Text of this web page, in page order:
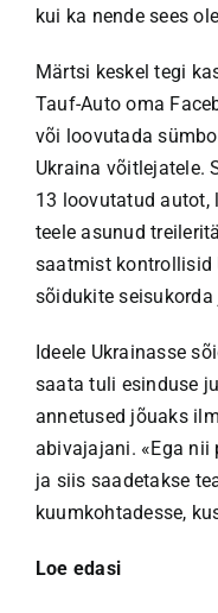
kui ka nende sees
Märtsi keskel tegi
Tauf-Auto oma
või loovutada
Ukraina võitlejatele.
13 loovutatud autot,
teele asunud
saatmist kontrollisid
sõidukite
Ideele Ukrainasse
saata tuli esinduse
annetused jõuaks
abivajajani. «Ega nii
ja siis saadetakse
kuumkohtadesse,
Loe edasi